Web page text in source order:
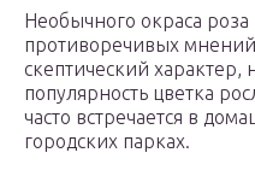
Необычного окраса
противоречивых
скептический характер,
популярность цветка
часто встречается в
городских парках.